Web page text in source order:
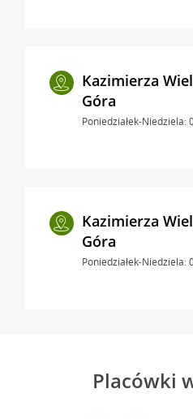
Kazimierza
Góra
Poniedziałek-Niedziela:
Kazimierza
Góra
Poniedziałek-Niedziela:
Placówki